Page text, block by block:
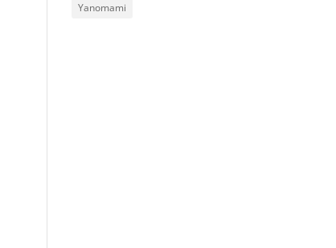
Yanomami